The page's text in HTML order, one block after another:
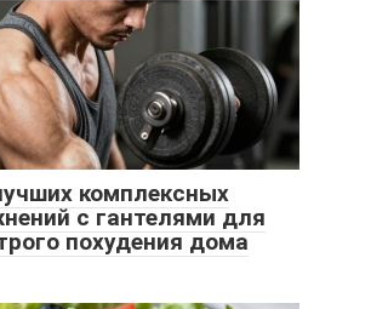
комплексных
с гантелями для
похудения дома